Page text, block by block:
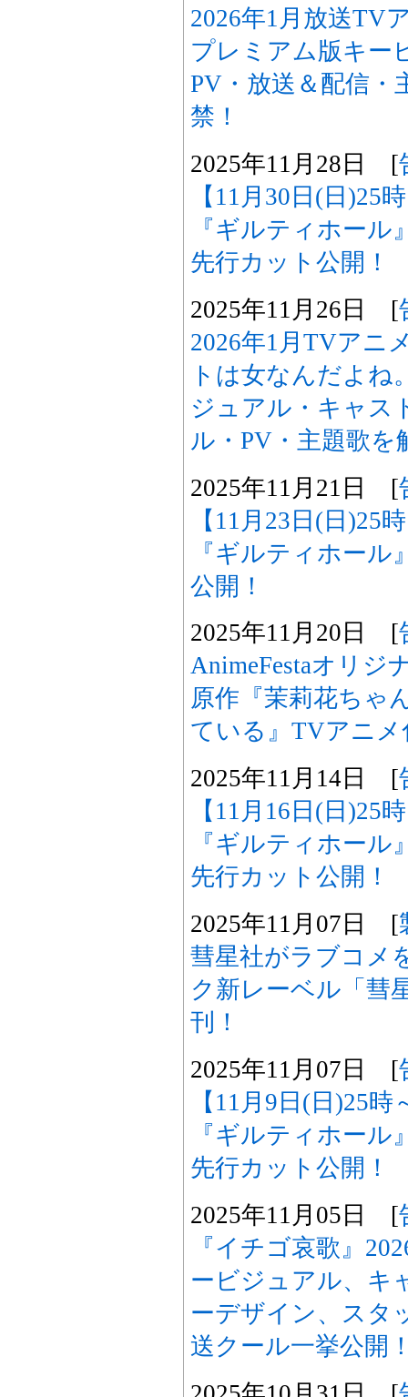
2026年1月放送TV
プレミアム版キー
PV・放送＆配信・
禁！
2025年11月28日 [
【11月30日(日)25
『ギルティホー
先行カット公開！
2025年11月26日 [
2026年1月TVアニ
トは女なんだよね
ジュアル・キャス
ル・PV・主題歌を
2025年11月21日 [
【11月23日(日)25
『ギルティホール
公開！
2025年11月20日 [
AnimeFestaオリジ
原作『茉莉花ちゃ
ている』TVアニメ
2025年11月14日 [
【11月16日(日)25
『ギルティホー
先行カット公開！
2025年11月07日 [
彗星社がラブコメ
ク新レーベル「彗
刊！
2025年11月07日 [
【11月9日(日)25
『ギルティホー
先行カット公開！
2025年11月05日 [
『イチゴ哀歌』
ービジュアル、キ
ーデザイン、スタ
送クール一挙公開